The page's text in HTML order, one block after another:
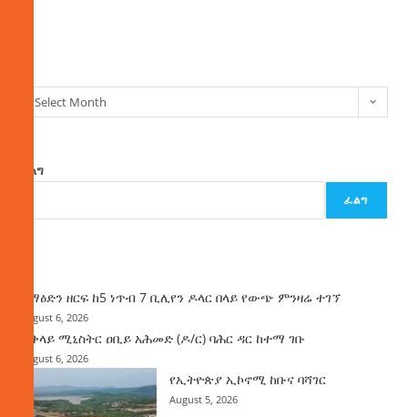
Select Month
ፈልግ
ፈልግ
ከማዕድን ዘርፍ ከ5 ነጥብ 7 ቢሊየን ዶላር በላይ የውጭ ምንዛሬ ተገኘ
August 6, 2026
ጠቅላይ ሚኒስትር ዐቢይ አሕመድ (ዶ/ር) ባሕር ዳር ከተማ ገቡ
August 6, 2026
የኢትዮጵያ ኢኮኖሚ ከቡና ባሻገር
August 5, 2026